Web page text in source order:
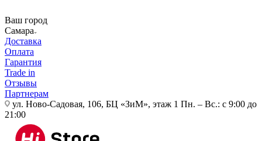
Ваш город
Самара
Доставка
Оплата
Гарантия
Trade in
Отзывы
Партнерам
ул. Ново-Садовая, 106, БЦ «ЗиМ», этаж 1 Пн. – Вс.: с 9:00 до
21:00